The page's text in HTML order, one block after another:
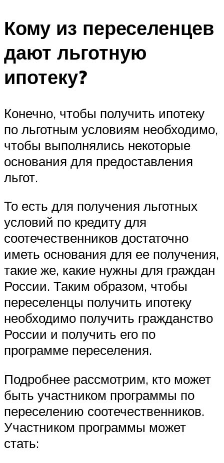
Кому из переселенцев
дают льготную
ипотеку?
Конечно, чтобы получить ипотеку
по льготным условиям необходимо,
чтобы выполнялись некоторые
основания для предоставления
льгот.
То есть для получения льготных
условий по кредиту для
соотечественников достаточно
иметь основания для ее получения,
такие же, какие нужны для граждан
России. Таким образом, чтобы
переселенцы получить ипотеку
необходимо получить гражданство
России и получить его по
программе переселения.
Подробнее рассмотрим, кто может
быть участником программы по
переселению соотечественников.
Участником программы может
стать: